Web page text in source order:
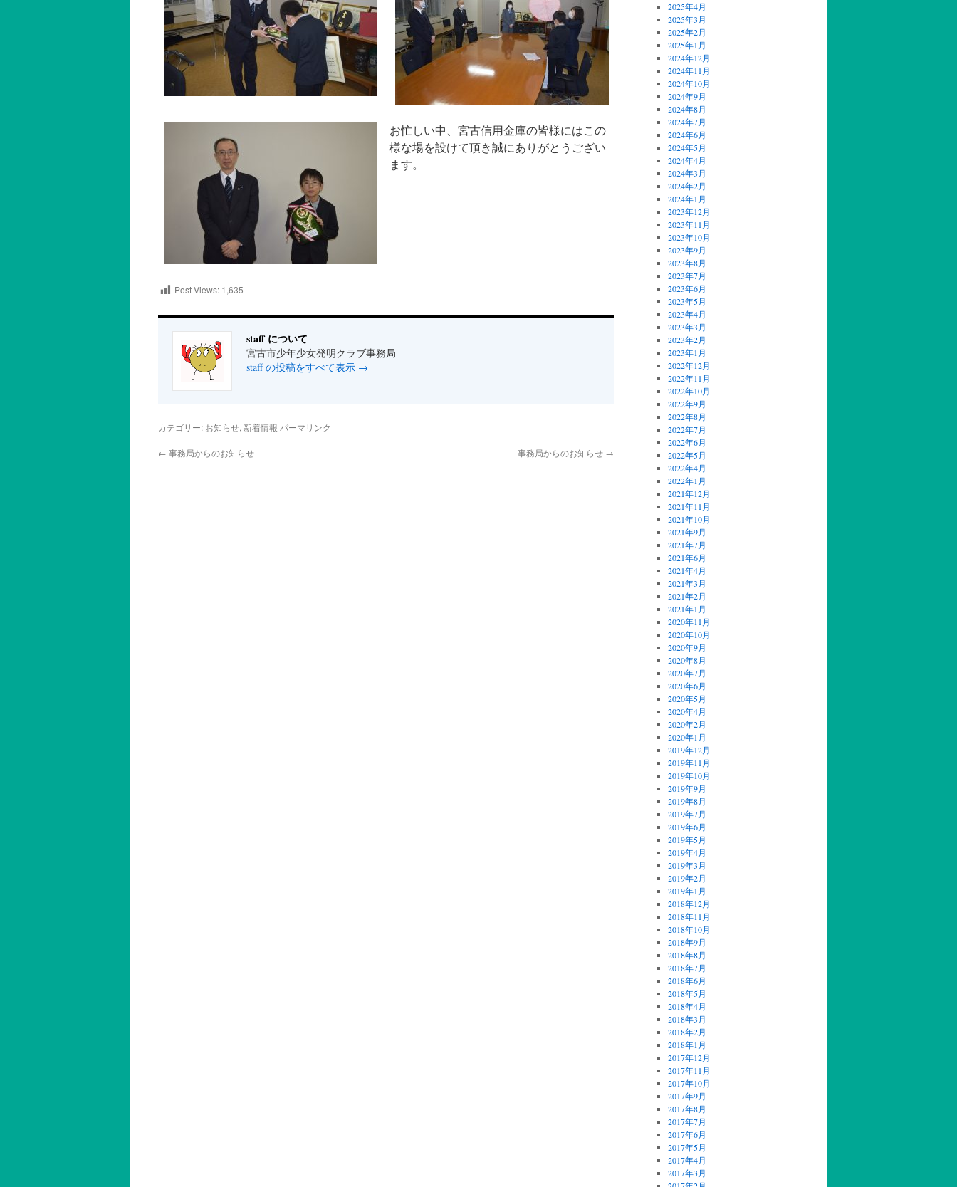
お忙しい中、宮古信用金庫の皆様にはこの
様な場を設けて頂き誠にありがとうござい
ます。
Post Views: 1,635
staff について
宮古市少年少女発明クラブ事務局
staff の投稿をすべて表示 →
カテゴリー: お知らせ, 新着情報 パーマリンク
← 事務局からのお知らせ 事務局からのお知らせ →
2025年4月
2025年3月
2025年2月
2025年1月
2024年12月
2024年11月
2024年10月
2024年9月
2024年8月
2024年7月
2024年6月
2024年5月
2024年4月
2024年3月
2024年2月
2024年1月
2023年12月
2023年11月
2023年10月
2023年9月
2023年8月
2023年7月
2023年6月
2023年5月
2023年4月
2023年3月
2023年2月
2023年1月
2022年12月
2022年11月
2022年10月
2022年9月
2022年8月
2022年7月
2022年6月
2022年5月
2022年4月
2022年1月
2021年12月
2021年11月
2021年10月
2021年9月
2021年7月
2021年6月
2021年4月
2021年3月
2021年2月
2021年1月
2020年11月
2020年10月
2020年9月
2020年8月
2020年7月
2020年6月
2020年5月
2020年4月
2020年2月
2020年1月
2019年12月
2019年11月
2019年10月
2019年9月
2019年8月
2019年7月
2019年6月
2019年5月
2019年4月
2019年3月
2019年2月
2019年1月
2018年12月
2018年11月
2018年10月
2018年9月
2018年8月
2018年7月
2018年6月
2018年5月
2018年4月
2018年3月
2018年2月
2018年1月
2017年12月
2017年11月
2017年10月
2017年9月
2017年8月
2017年7月
2017年6月
2017年5月
2017年4月
2017年3月